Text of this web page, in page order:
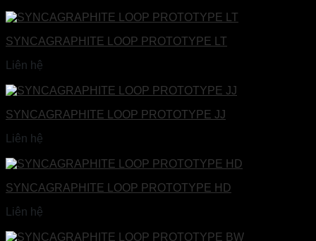
SYNCAGRAPHITE LOOP PROTOTYPE LT
Liên hệ
SYNCAGRAPHITE LOOP PROTOTYPE JJ
Liên hệ
SYNCAGRAPHITE LOOP PROTOTYPE HD
Liên hệ